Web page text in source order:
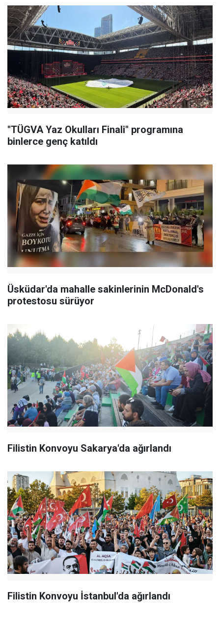
"TÜGVA Yaz Okulları Finali" programına
binlerce genç katıldı
Üsküdar'da mahalle sakinlerinin McDonald's
protestosu sürüyor
Filistin Konvoyu Sakarya'da ağırlandı
Filistin Konvoyu İstanbul'da ağırlandı